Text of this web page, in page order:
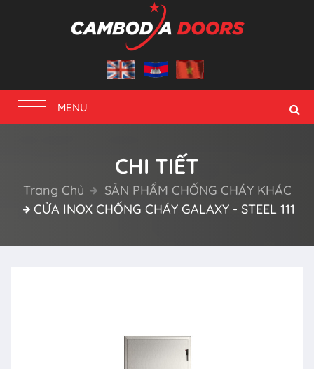
Toggle
navigation
MENU
CHI TIẾT
Trang Chủ
SẢN PHẨM CHỐNG CHÁY KHÁC
CỬA INOX CHỐNG CHÁY GALAXY - STEEL 111